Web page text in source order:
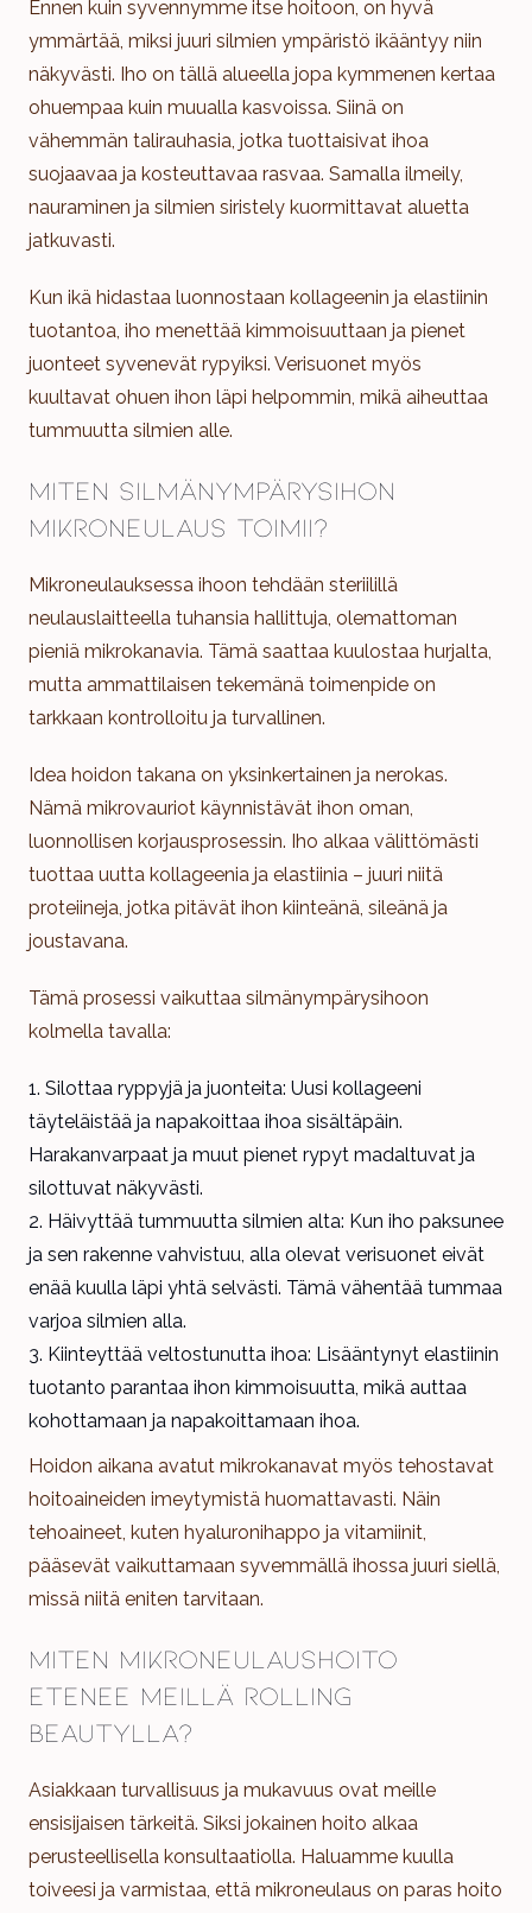
Ennen kuin syvennymme itse hoitoon, on hyvä
ymmärtää, miksi juuri silmien ympäristö ikääntyy niin
näkyvästi. Iho on tällä alueella jopa kymmenen kertaa
ohuempaa kuin muualla kasvoissa. Siinä on
vähemmän talirauhasia, jotka tuottaisivat ihoa
suojaavaa ja kosteuttavaa rasvaa. Samalla ilmeily,
nauraminen ja silmien siristely kuormittavat aluetta
jatkuvasti.
Kun ikä hidastaa luonnostaan kollageenin ja elastiinin
tuotantoa, iho menettää kimmoisuuttaan ja pienet
juonteet syvenevät rypyiksi. Verisuonet myös
kuultavat ohuen ihon läpi helpommin, mikä aiheuttaa
tummuutta silmien alle.
Miten silmänympärysihon
mikroneulaus toimii?
Mikroneulauksessa ihoon tehdään steriilillä
neulauslaitteella tuhansia hallittuja, olemattoman
pieniä mikrokanavia. Tämä saattaa kuulostaa hurjalta,
mutta ammattilaisen tekemänä toimenpide on
tarkkaan kontrolloitu ja turvallinen.
Idea hoidon takana on yksinkertainen ja nerokas.
Nämä mikrovauriot käynnistävät ihon oman,
luonnollisen korjausprosessin. Iho alkaa välittömästi
tuottaa uutta kollageenia ja elastiinia – juuri niitä
proteiineja, jotka pitävät ihon kiinteänä, sileänä ja
joustavana.
Tämä prosessi vaikuttaa silmänympärysihoon
kolmella tavalla:
Silottaa ryppyjä ja juonteita: Uusi kollageeni
täyteläistää ja napakoittaa ihoa sisältäpäin.
Harakanvarpaat ja muut pienet rypyt madaltuvat ja
silottuvat näkyvästi.
Häivyttää tummuutta silmien alta: Kun iho paksunee
ja sen rakenne vahvistuu, alla olevat verisuonet eivät
enää kuulla läpi yhtä selvästi. Tämä vähentää tummaa
varjoa silmien alla.
Kiinteyttää veltostunutta ihoa: Lisääntynyt elastiinin
tuotanto parantaa ihon kimmoisuutta, mikä auttaa
kohottamaan ja napakoittamaan ihoa.
Hoidon aikana avatut mikrokanavat myös tehostavat
hoitoaineiden imeytymistä huomattavasti. Näin
tehoaineet, kuten hyaluronihappo ja vitamiinit,
pääsevät vaikuttamaan syvemmällä ihossa juuri siellä,
missä niitä eniten tarvitaan.
Miten mikroneulaushoito
etenee meillä Rolling
Beautylla?
Asiakkaan turvallisuus ja mukavuus ovat meille
ensisijaisen tärkeitä. Siksi jokainen hoito alkaa
perusteellisella konsultaatiolla. Haluamme kuulla
toiveesi ja varmistaa, että mikroneulaus on paras hoito